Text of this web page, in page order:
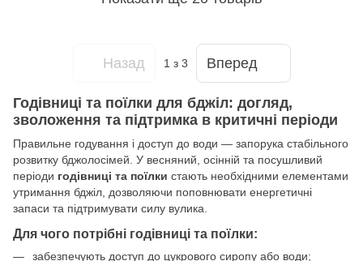
Назад 1 з 3 Вперед
Годівниці та поїлки для бджіл: догляд,
зволоження та підтримка в критичні періоди
Правильне годування і доступ до води — запорука стабільного
розвитку бджолосімей. У весняний, осінній та посушливий
періоди годівниці та поїлки стають необхідними елементами
утримання бджіл, дозволяючи поповнювати енергетичні
запаси та підтримувати силу вулика.
Для чого потрібні годівниці та поїлки:
забезпечують доступ до цукрового сиропу або води;